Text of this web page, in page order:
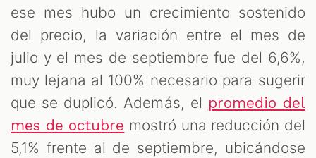
ese mes hubo un crecimiento sostenido
del precio, la variación entre el mes de
julio y el mes de septiembre fue del 6,6%,
muy lejana al 100% necesario para sugerir
que se duplicó. Además, el promedio del
mes de octubre mostró una reducción del
5,1% frente al de septiembre, ubicándose